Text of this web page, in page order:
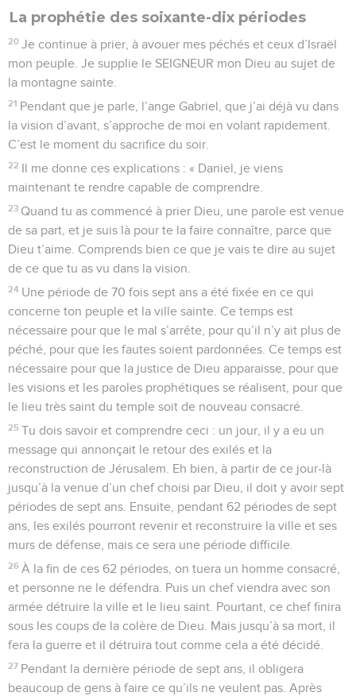
La prophétie des soixante-dix périodes
20 Je continue à prier, à avouer mes péchés et ceux d’Israël
mon peuple. Je supplie le SEIGNEUR mon Dieu au sujet de
la montagne sainte.
21 Pendant que je parle, l’ange Gabriel, que j’ai déjà vu dans
la vision d’avant, s’approche de moi en volant rapidement.
C’est le moment du sacrifice du soir.
22 Il me donne ces explications : « Daniel, je viens
maintenant te rendre capable de comprendre.
23 Quand tu as commencé à prier Dieu, une parole est venue
de sa part, et je suis là pour te la faire connaître, parce que
Dieu t’aime. Comprends bien ce que je vais te dire au sujet
de ce que tu as vu dans la vision.
24 Une période de 70 fois sept ans a été fixée en ce qui
concerne ton peuple et la ville sainte. Ce temps est
nécessaire pour que le mal s’arrête, pour qu’il n’y ait plus de
péché, pour que les fautes soient pardonnées. Ce temps est
nécessaire pour que la justice de Dieu apparaisse, pour que
les visions et les paroles prophétiques se réalisent, pour que
le lieu très saint du temple soit de nouveau consacré.
25 Tu dois savoir et comprendre ceci : un jour, il y a eu un
message qui annonçait le retour des exilés et la
reconstruction de Jérusalem. Eh bien, à partir de ce jour-là
jusqu’à la venue d’un chef choisi par Dieu, il doit y avoir sept
périodes de sept ans. Ensuite, pendant 62 périodes de sept
ans, les exilés pourront revenir et reconstruire la ville et ses
murs de défense, mais ce sera une période difficile.
26 À la fin de ces 62 périodes, on tuera un homme consacré,
et personne ne le défendra. Puis un chef viendra avec son
armée détruire la ville et le lieu saint. Pourtant, ce chef finira
sous les coups de la colère de Dieu. Mais jusqu’à sa mort, il
fera la guerre et il détruira tout comme cela a été décidé.
27 Pendant la dernière période de sept ans, il obligera
beaucoup de gens à faire ce qu’ils ne veulent pas. Après